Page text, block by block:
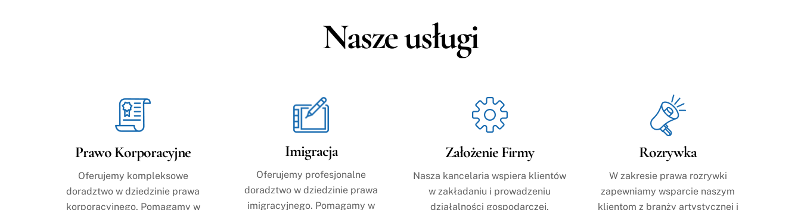
Nasze usługi
Prawo Korporacyjne
Oferujemy kompleksowe
doradztwo w dziedzinie prawa
korporacyjnego. Pomagamy w
Imigracja
Oferujemy profesjonalne
doradztwo w dziedzinie prawa
imigracyjnego. Pomagamy w
Założenie Firmy
Nasza kancelaria wspiera klientów
w zakładaniu i prowadzeniu
działalności gospodarczej.
Rozrywka
W zakresie prawa rozrywki
zapewniamy wsparcie naszym
klientom z branży artystycznej i